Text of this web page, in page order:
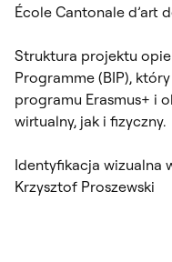
École Cantonale d’art
Struktura projektu
Programme (BIP),
programu Erasmus+ i
wirtualny, jak i fizyczny.
Identyfikacja wizualna
Krzysztof Proszewski